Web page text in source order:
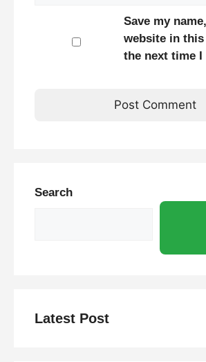
Save my
website in
the next time I
Search
Latest Post